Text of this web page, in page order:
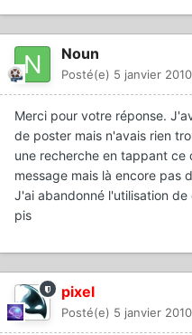
Noun
Posté(e) 5 janvier 2010
Merci pour votre réponse.
de poster mais n'avais rien
une recherche en tappant
message mais là encore pas
J'ai abandonné l'utilisation
pis
pixel
Posté(e) 5 janvier 2010